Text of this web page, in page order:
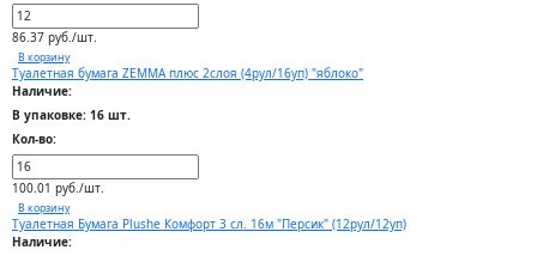
86.37 руб./шт.
В корзину
Туалетная бумага ZEMMA плюс 2слоя (4рул/16уп) "яблоко"
Наличие:
В упаковке: 16 шт.
Кол-во:
100.01 руб./шт.
В корзину
Туалетная Бумага Plushe Комфорт 3 сл. 16м "Персик" (12рул/12уп)
Наличие: